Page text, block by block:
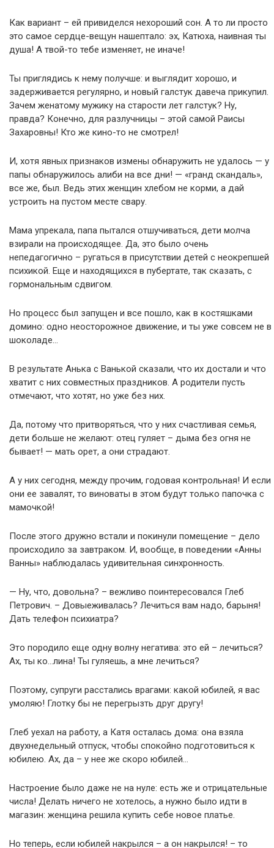
Как вариант – ей привиделся нехороший сон. А то ли просто
это самое сердце-вещун нашептало: эх, Катюха, наивная ты
душа! А твой-то тебе изменяет, не иначе!
Ты приглядись к нему получше: и выглядит хорошо, и
задерживается регулярно, и новый галстук давеча прикупил.
Зачем женатому мужику на старости лет галстук? Ну,
правда? Конечно, для разлучницы – этой самой Раисы
Захаровны! Кто же кино-то не смотрел!
И, хотя явных признаков измены обнаружить не удалось — у
папы обнаружилось алиби на все дни! — «гранд скандаль»,
все же, был. Ведь этих женщин хлебом не корми, а дай
устроить на пустом месте свару.
Мама упрекала, папа пытался отшучиваться, дети молча
взирали на происходящее. Да, это было очень
непедагогично – ругаться в присутствии детей с неокрепшей
психикой. Еще и находящихся в пубертате, так сказать, с
гормональным сдвигом.
Но процесс был запущен и все пошло, как в костяшками
домино: одно неосторожное движение, и ты уже совсем не в
шоколаде…
В результате Анька с Ванькой сказали, что их достали и что
хватит с них совместных праздников. А родители пусть
отмечают, что хотят, но уже без них.
Да, потому что притворяться, что у них счастливая семья,
дети больше не желают: отец гуляет – дыма без огня не
бывает! — мать орет, а они страдают.
А у них сегодня, между прочим, годовая контрольная! И если
они ее завалят, то виноваты в этом будут только папочка с
мамочкой!
После этого дружно встали и покинули помещение – дело
происходило за завтраком. И, вообще, в поведении «Анны
Ванны» наблюдалась удивительная синхронность.
— Ну, что, довольна? – вежливо поинтересовался Глеб
Петрович. – Довыеживалась? Лечиться вам надо, барыня!
Дать телефон психиатра?
Это породило еще одну волну негатива: это ей – лечиться?
Ах, ты ко…лина! Ты гуляешь, а мне лечиться?
Поэтому, супруги расстались врагами: какой юбилей, я вас
умоляю! Глотку бы не перегрызть друг другу!
Глеб уехал на работу, а Катя осталась дома: она взяла
двухнедельный отпуск, чтобы спокойно подготовиться к
юбилею. Ах, да – у нее же скоро юбилей…
Настроение было даже не на нуле: есть же и отрицательные
числа! Делать ничего не хотелось, а нужно было идти в
магазин: женщина решила купить себе новое платье.
Но теперь, если юбилей накрылся – а он накрылся! – то